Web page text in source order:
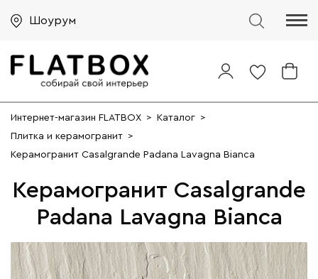
Шоурум
Интернет-магазин FLATBOX > Каталог >
Плитка и керамогранит >
Керамогранит Casalgrande Padana Lavagna Bianca
Керамогранит Casalgrande
Padana Lavagna Bianca